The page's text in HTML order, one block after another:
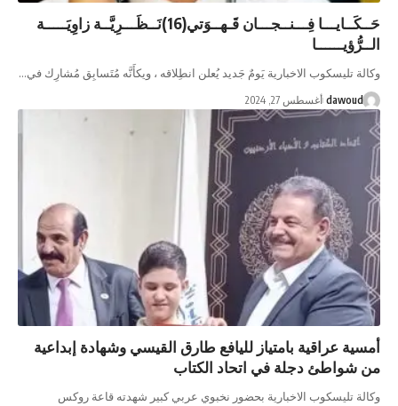
حَــكَــايـــا فِـــنــجـــان قَـهــوَتي(16)نَــظَـــرِيَّــة زاوِيَـــــة
الــرُّؤيــــــا
وكالة تليسكوب الاخبارية يَومٌ جَديد يُعلن انطِلاقه ، ويكأَنَّه مُتَسابِق مُشارِك في…
dawoud أغسطس 27, 2024
أمسية عراقية بامتياز لليافع طارق القيسي وشهادة إبداعية
من شواطئ دجلة في اتحاد الكتاب
وكالة تليسكوب الاخبارية بحضور نخبوي عربي كبير شهدته قاعة روكس